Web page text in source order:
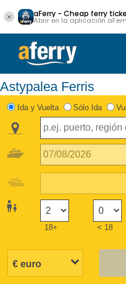
aFerry - Cheap ferry
Abrir en la aplicación
Astypalea Ferris
Ida y Vuelta Sólo Ida
18+ < 18